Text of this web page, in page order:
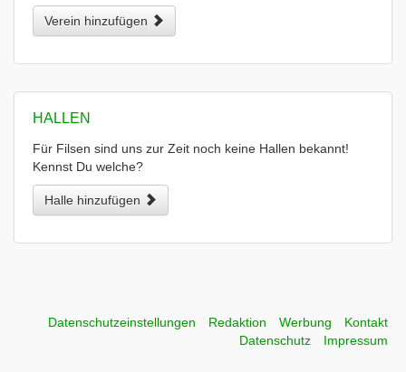
Verein hinzufügen
HALLEN
Für Filsen sind uns zur Zeit noch keine Hallen bekannt!
Kennst Du welche?
Halle hinzufügen
Datenschutzeinstellungen Redaktion Werbung
Kontakt
Datenschutz
Impressum